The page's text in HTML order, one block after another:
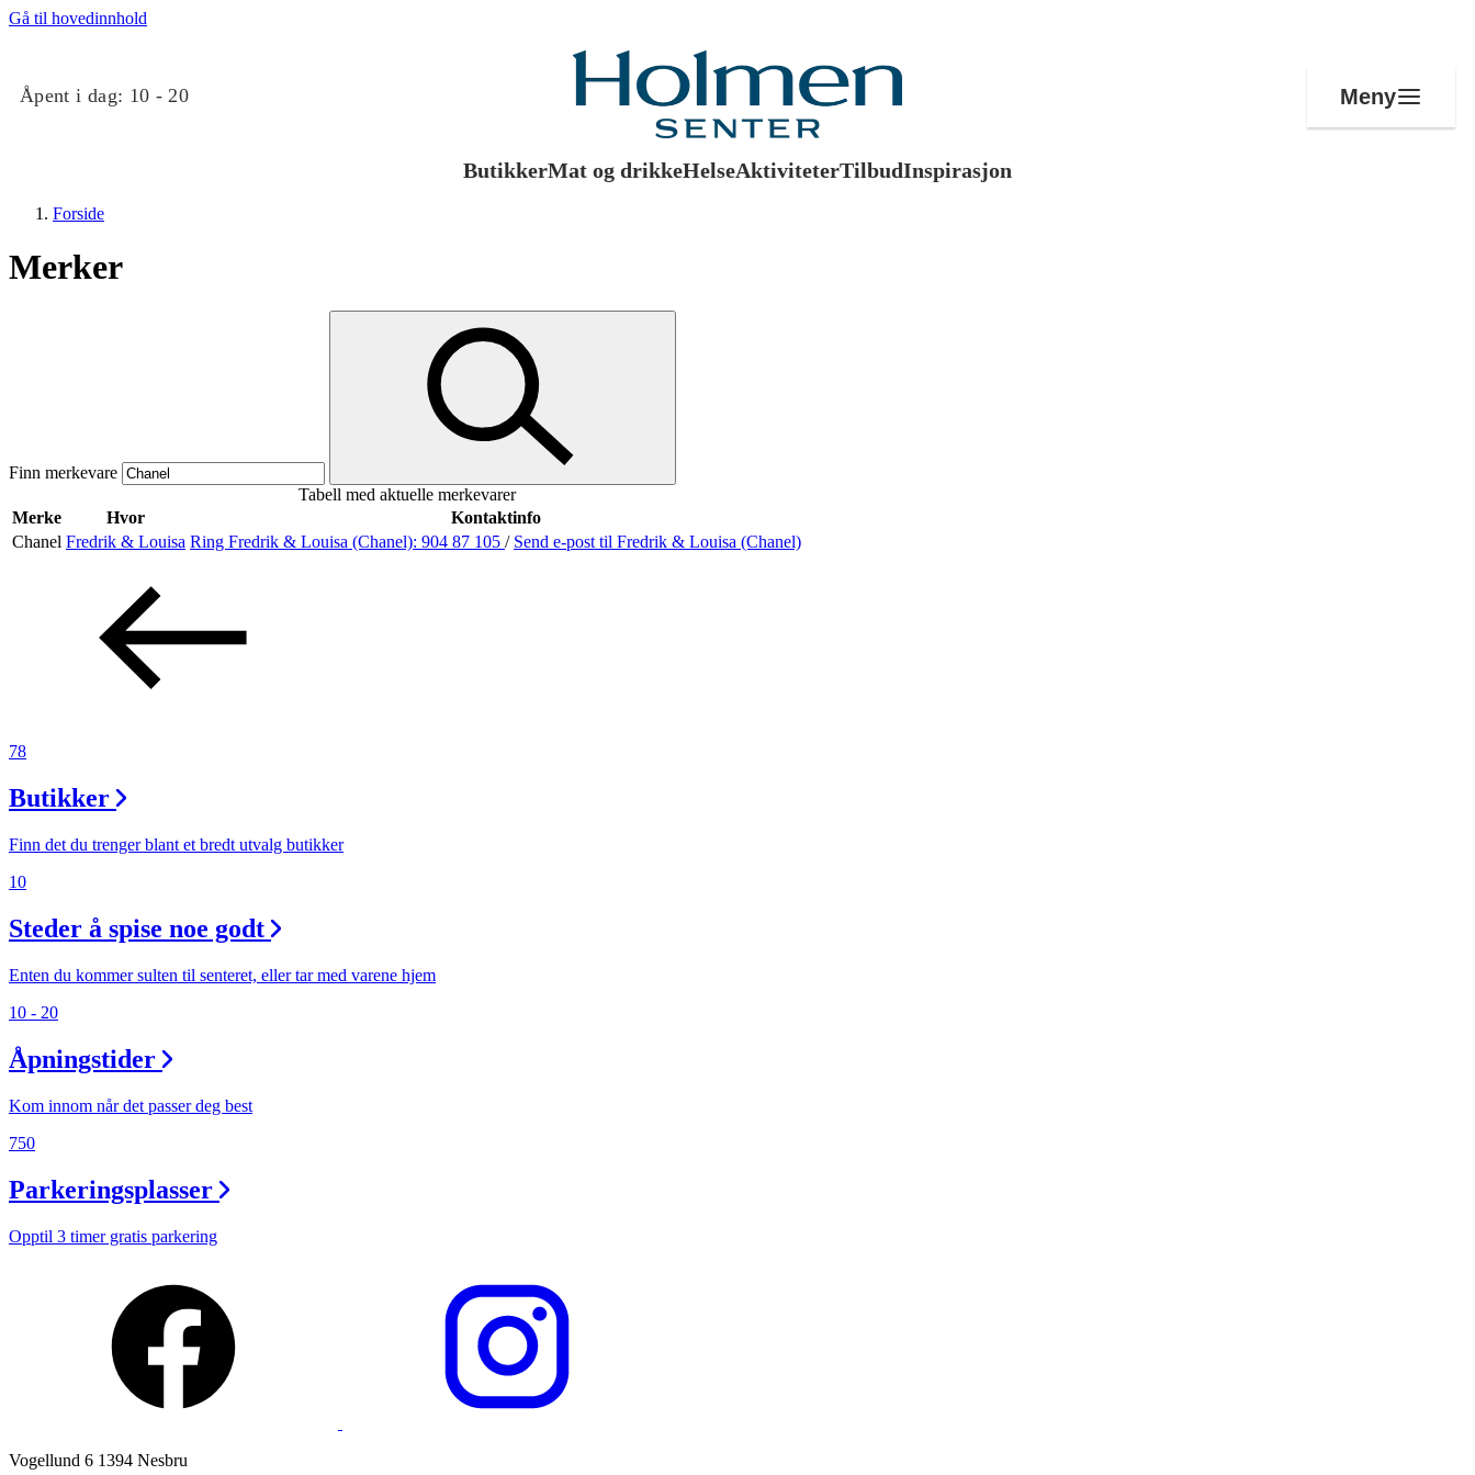
Gå til hovedinnhold
Åpent i dag: 10 - 20 Meny
ButikkerMat og drikkeHelseAktiviteterTilbudInspirasjon
Mat og drikke
Helse
Aktiviteter
Tilbud
Søk
Åpningstider
Praktisk informasjon
Magasin
Gavekort
Forside
Merker
Finn merkevare
Tabell med aktuelle merkevarer
Merke
Hvor
Kontaktinfo
Chanel Fredrik & Louisa Ring Fredrik & Louisa (Chanel): 904 87 105 / Send e-post til Fredrik & Louisa (Chanel)
78
Butikker
Finn det du trenger blant et bredt utvalg butikker
10
Steder å spise noe godt
Enten du kommer sulten til senteret, eller tar med varene hjem
10 - 20
Åpningstider
Kom innom når det passer deg best
750
Parkeringsplasser
Opptil 3 timer gratis parkering
Vogellund 6 1394 Nesbru